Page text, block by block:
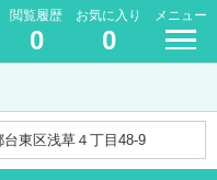
閲覧履歴
0
お気に入り
0
メニュー
台東区浅草４丁目48-9